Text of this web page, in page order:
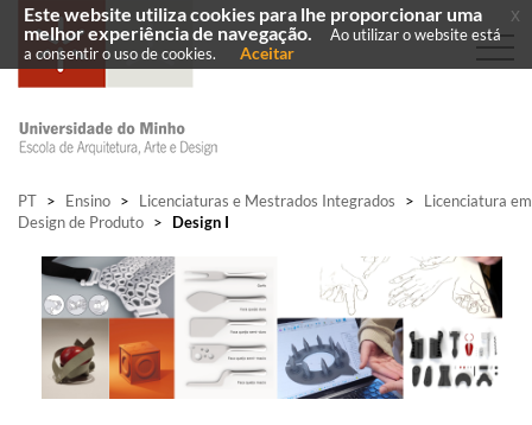
PT > Ensino > Licenciaturas e Mestrados Integrados >
Licenciatura em
Design de Produto > Design I
Este website utiliza cookies para lhe proporcionar uma
melhor experiência de navegação.
Ao utilizar o website está
a consentir o uso de cookies.
Aceitar
x